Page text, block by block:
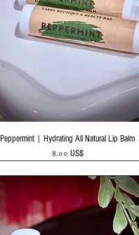
Quick View
Peppermint | Hydrating All Natural Lip Balm
Price
৪.০০ US$